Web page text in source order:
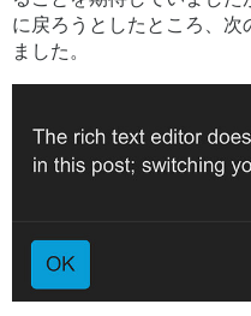
に戻ろうとしたところ、
ました。